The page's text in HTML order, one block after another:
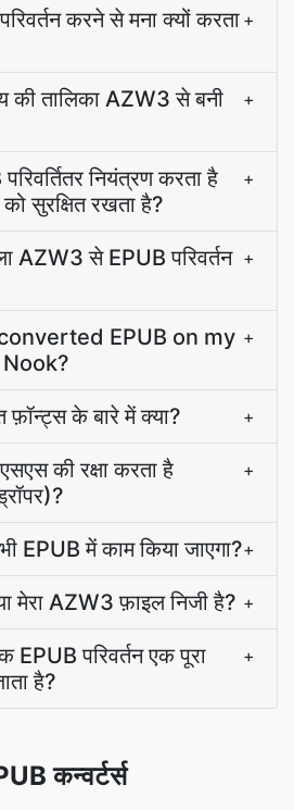
करने से मना क्यों करता +
की तालिका AZW3 से बनी
+
नियंत्रण करता है
सुरक्षित रखता है?
+
AZW3 से EPUB परिवर्तन +
EPUB on my +
फ़ॉन्ट्स के बारे में क्या? +
की रक्षा करता है
+
EPUB में काम किया जाएगा?+
मेरा AZW3 फ़ाइल निजी है? +
परिवर्तन एक पूरा
है?
+
कन्वर्टर्स